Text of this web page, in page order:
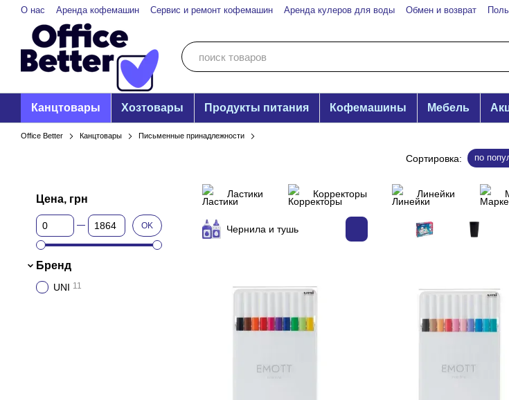
Перейти к основному контенту
О нас Аренда кофемашин Сервис и ремонт кофемашин Аренда кулеров для воды Обмен и возврат
Канцтовары Хозтовары Продукты питания Кофемашины Мебель
Office Better Канцтовары Письменные принадлежности
Сортировка: по
Ластики Корректоры Линейки
Чернила и тушь
Цена, грн
От Цена, грн
До Цена, грн OK
Бренд
UNI 11